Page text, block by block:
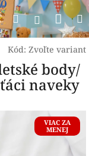
Hľadať
Kód: Zvoľte variant
body/
naveky
VIAC ZA
MENEJ